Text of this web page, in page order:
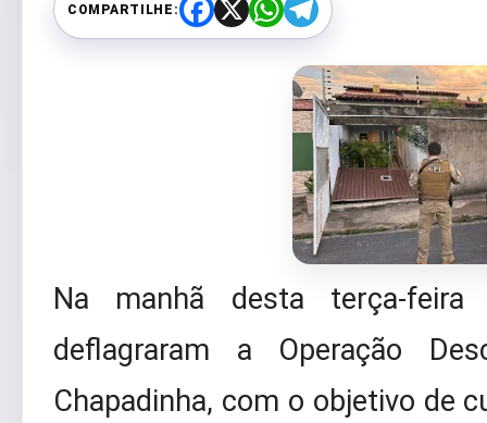
COMPARTILHE:
F
a
X
W
h
T
e
e
g
r
a
m
Na manhã desta terça-
deflagraram a Operação
Chapadinha, com o objetivo de